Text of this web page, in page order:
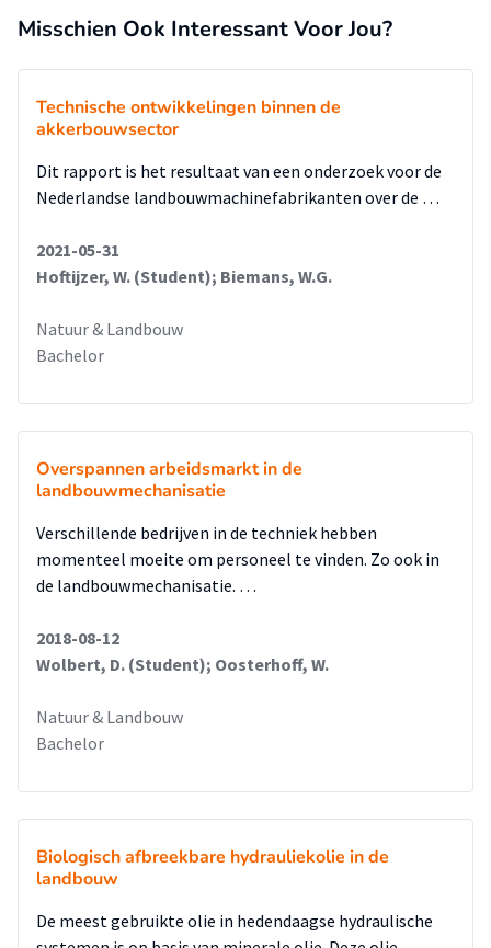
Misschien Ook Interessant Voor Jou?
Technische ontwikkelingen binnen de
akkerbouwsector
Dit rapport is het resultaat van een onderzoek voor de
Nederlandse landbouwmachinefabrikanten over de …
2021-05-31
Hoftijzer, W. (Student); Biemans, W.G.
Natuur & Landbouw
Bachelor
Overspannen arbeidsmarkt in de
landbouwmechanisatie
Verschillende bedrijven in de techniek hebben
momenteel moeite om personeel te vinden. Zo ook in
de landbouwmechanisatie. …
2018-08-12
Wolbert, D. (Student); Oosterhoff, W.
Natuur & Landbouw
Bachelor
Biologisch afbreekbare hydrauliekolie in de
landbouw
De meest gebruikte olie in hedendaagse hydraulische